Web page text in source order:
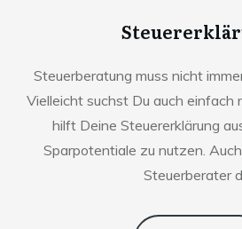
Steuerberatung muss nicht
Vielleicht suchst Du auch einfach
hilft Deine Steuererklärung
Sparpotentiale zu nutzen.
Steuerberater